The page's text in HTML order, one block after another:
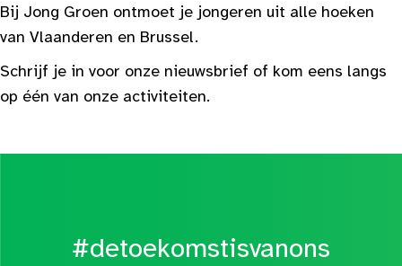
Bij Jong Groen ontmoet je jongeren uit alle hoeken
van Vlaanderen en Brussel.
Schrijf je in voor onze nieuwsbrief of kom eens langs
op één van onze activiteiten.
#detoekomstisvanons